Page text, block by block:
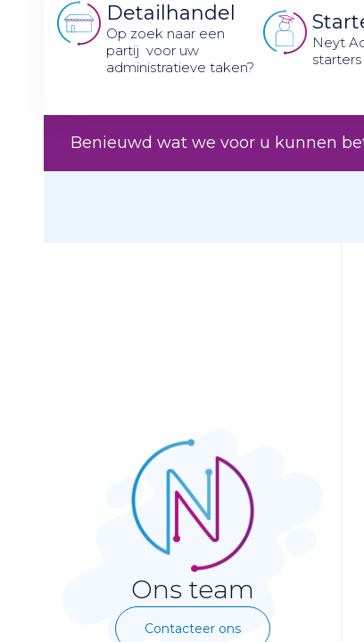
Detailhandel
Op zoek naar een
partij voor uw
administratieve taken?
Neyt
Benieuwd wat we voor u kunnen
Ons team
Contacteer ons